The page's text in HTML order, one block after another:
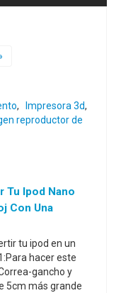
, Impresora 3d,
reproductor de
Tu Ipod Nano
Con Una
tu ipod en un
hacer este
gancho y
5cm más grande